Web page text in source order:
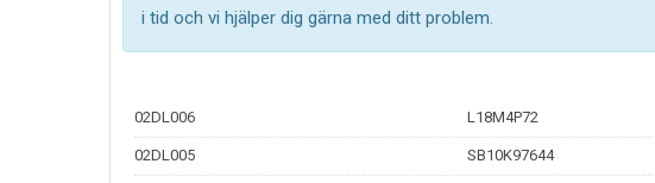
i tid och vi hjälper dig gärna med ditt problem.
02DL006 L18M4P72
02DL005 SB10K97644